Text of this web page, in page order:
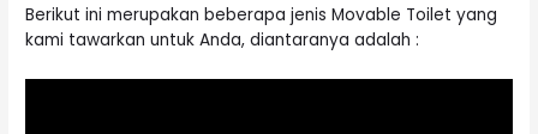
Berikut ini merupakan beberapa jenis Movable Toilet yang
kami tawarkan untuk Anda, diantaranya adalah :